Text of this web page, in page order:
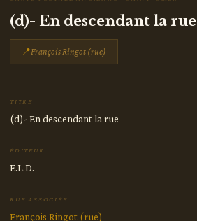
(d)- En descendant la rue
📍François Ringot (rue)
TITRE
(d)- En descendant la rue
ÉDITEUR
E.L.D.
RUE ASSOCIÉE
François Ringot (rue)